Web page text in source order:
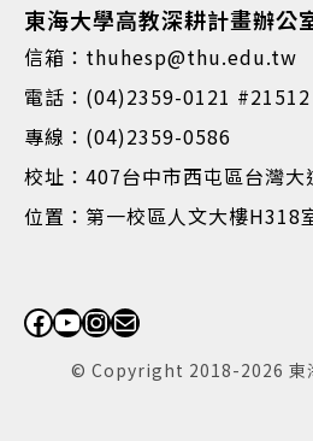
東海大學高教深耕計畫辦公
信箱：thuhesp@thu.edu.tw
電話：(04)2359-0121 #21512
專線：(04)2359-0586
校址：407台中市西屯區台灣
位置：第一校區人文大樓H318
Facebook
YouTube
Instagram
電子郵件
© Copyright 2018-2026 東